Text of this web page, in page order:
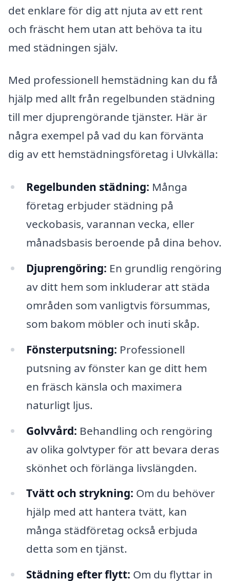
det enklare för dig att njuta av ett rent
och fräscht hem utan att behöva ta itu
med städningen själv.
Med professionell hemstädning kan du få
hjälp med allt från regelbunden städning
till mer djuprengörande tjänster. Här är
några exempel på vad du kan förvänta
dig av ett hemstädningsföretag i Ulvkälla:
Regelbunden städning: Många
företag erbjuder städning på
veckobasis, varannan vecka, eller
månadsbasis beroende på dina behov.
Djuprengöring: En grundlig rengöring
av ditt hem som inkluderar att städa
områden som vanligtvis försummas,
som bakom möbler och inuti skåp.
Fönsterputsning: Professionell
putsning av fönster kan ge ditt hem
en fräsch känsla och maximera
naturligt ljus.
Golvvård: Behandling och rengöring
av olika golvtyper för att bevara deras
skönhet och förlänga livslängden.
Tvätt och strykning: Om du behöver
hjälp med att hantera tvätt, kan
många städföretag också erbjuda
detta som en tjänst.
Städning efter flytt: Om du flyttar in